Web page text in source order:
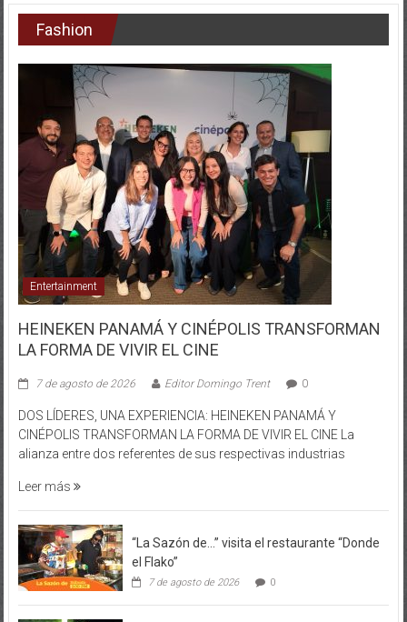
Fashion
Entertainment
HEINEKEN PANAMÁ Y CINÉPOLIS TRANSFORMAN
LA FORMA DE VIVIR EL CINE
7 de agosto de 2026 Editor Domingo Trent 0
DOS LÍDERES, UNA EXPERIENCIA: HEINEKEN PANAMÁ Y
CINÉPOLIS TRANSFORMAN LA FORMA DE VIVIR EL CINE La
alianza entre dos referentes de sus respectivas industrias
Leer más
“La Sazón de…” visita el restaurante “Donde
el Flako”
7 de agosto de 2026 0